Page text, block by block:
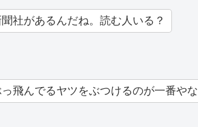
社があるんだね。読む人いる？
飛んでるヤツをぶつけるのが一番やな